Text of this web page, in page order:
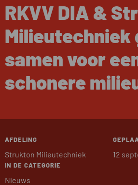
RKVV DIA &
Milieutechniek
samen voor
schonere
AFDELING
Strukton Milieutechniek 12
IN DE CATEGORIE
Nieuws